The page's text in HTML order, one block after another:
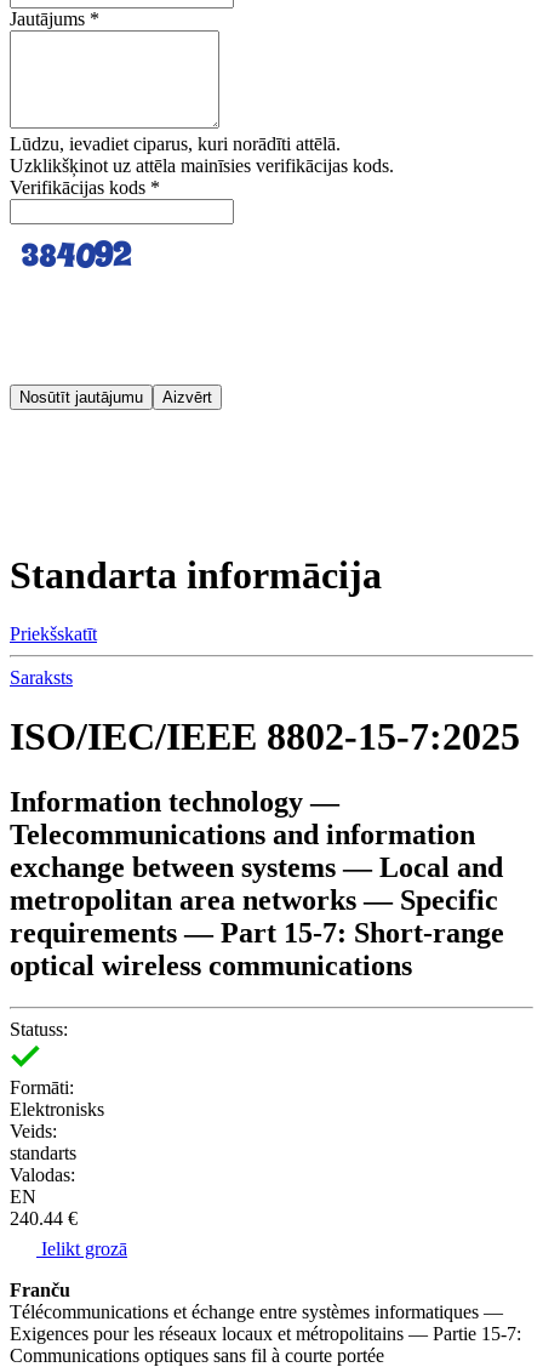
Jautājums *
Lūdzu, ievadiet ciparus, kuri norādīti attēlā.
Uzklikšķinot uz attēla mainīsies verifikācijas kods.
Verifikācijas kods *
Nosūtīt jautājumu Aizvērt
Standarta informācija
Priekšskatīt
Saraksts
ISO/IEC/IEEE 8802-15-7:2025
Information technology —
Telecommunications and information
exchange between systems — Local and
metropolitan area networks — Specific
requirements — Part 15-7: Short-range
optical wireless communications
Statuss:
Formāti:
Elektronisks
Veids:
standarts
Valodas:
EN
240.44 €
Ielikt grozā
Franču
Télécommunications et échange entre systèmes informatiques —
Exigences pour les réseaux locaux et métropolitains — Partie 15-7:
Communications optiques sans fil à courte portée